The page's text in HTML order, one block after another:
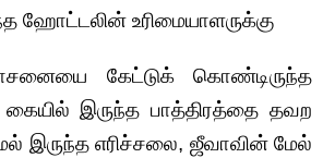
ஹோட்டலின் உரிமையாளருக்கு
கேட்டுக் கொண்டிருந்த
இருந்த பாத்திரத்தை தவற
இருந்த எரிச்சலை, ஜீவாவின் மேல்